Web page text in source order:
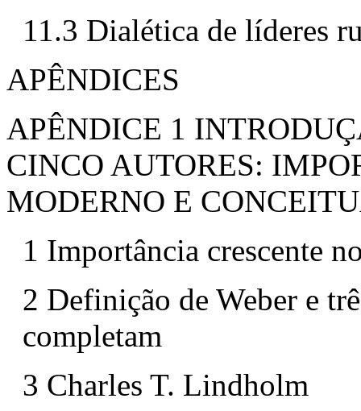
11.3 Dialética de líderes
APÊNDICES
APÊNDICE 1
CINCO AUTORES:
MODERNO E
1 Importância crescente
2 Definição de Weber e
completam
3 Charles T. Lindholm